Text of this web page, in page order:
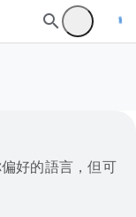
好的語言，但可